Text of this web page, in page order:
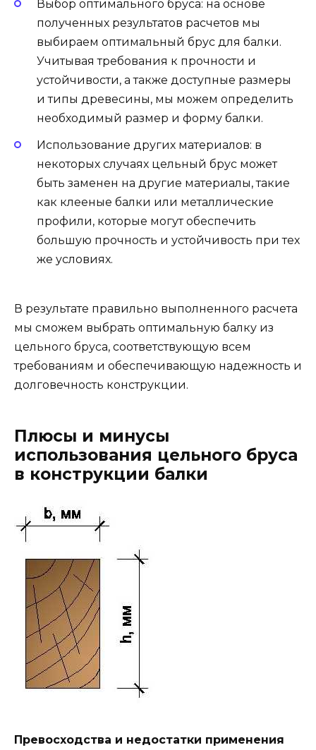
Выбор оптимального бруса: на основе
полученных результатов расчетов мы
выбираем оптимальный брус для балки.
Учитывая требования к прочности и
устойчивости, а также доступные размеры
и типы древесины, мы можем определить
необходимый размер и форму балки.
Использование других материалов: в
некоторых случаях цельный брус может
быть заменен на другие материалы, такие
как клееные балки или металлические
профили, которые могут обеспечить
большую прочность и устойчивость при тех
же условиях.
В результате правильно выполненного расчета
мы сможем выбрать оптимальную балку из
цельного бруса, соответствующую всем
требованиям и обеспечивающую надежность и
долговечность конструкции.
Плюсы и минусы
использования цельного бруса
в конструкции балки
Превосходства и недостатки применения